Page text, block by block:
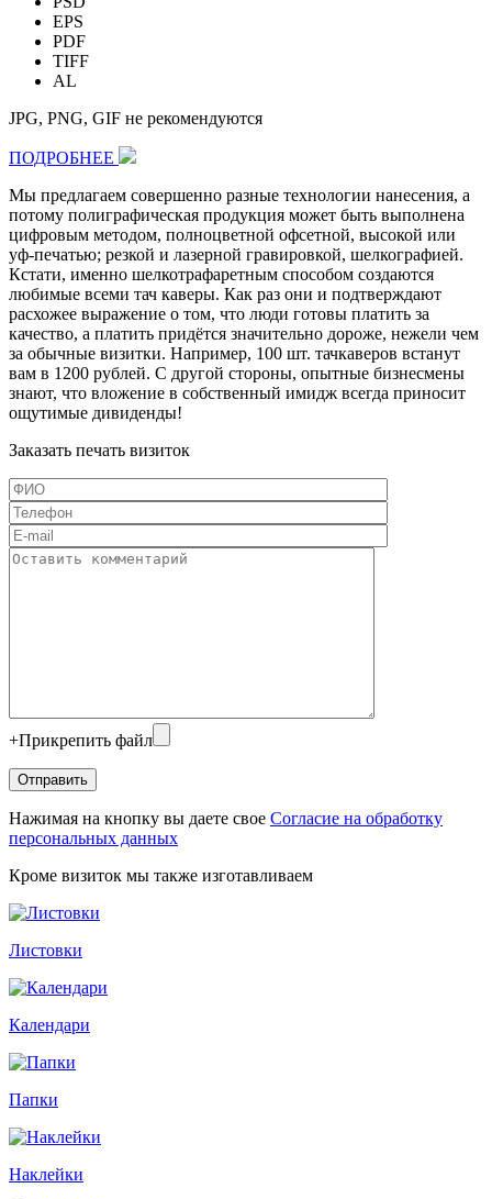
EPS
PDF
TIFF
AL
JPG, PNG, GIF не рекомендуются
ПОДРОБНЕЕ
Мы предлагаем совершенно разные технологии нанесения, а
потому полиграфическая продукция может быть выполнена
цифровым методом, полноцветной офсетной, высокой или
уф-печатью; резкой и лазерной гравировкой, шелкографией.
Кстати, именно шелкотрафаретным способом создаются
любимые всеми тач каверы. Как раз они и подтверждают
расхожее выражение о том, что люди готовы платить за
качество, а платить придётся значительно дороже, нежели чем
за обычные визитки. Например, 100 шт. тачкаверов встанут
вам в 1200 рублей. С другой стороны, опытные бизнесмены
знают, что вложение в собственный имидж всегда приносит
ощутимые дивиденды!
Заказать печать визиток
+Прикрепить файл
Нажимая на кнопку вы даете свое Согласие на обработку
персональных данных
Кроме визиток мы также изготавливаем
Листовки
Календари
Папки
Наклейки